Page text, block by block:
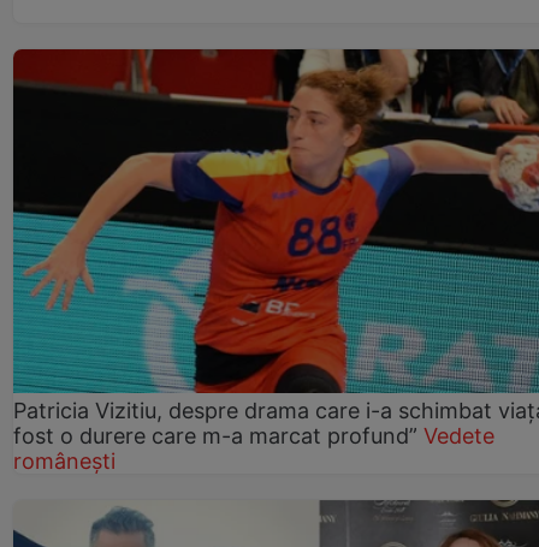
Patricia Vizitiu, despre drama care i-a schimbat
fost o durere care m-a marcat profund” Vedete
românești